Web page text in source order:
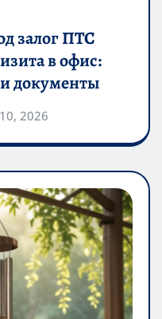
залог ПТС
в офис:
документы
2026